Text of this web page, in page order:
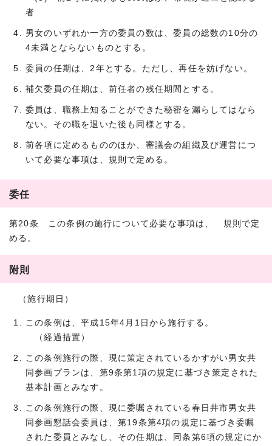
者
男女のいずれか一方の委員の数は、委員の総数の10分の
4未満とならないものとする。
委員の任期は、2年とする。ただし、再任を妨げない。
補欠委員の任期は、前任者の残任期間とする。
委員は、職務上知ることができた秘密を漏らしてはなら
ない。その職を退いた後も同様とする。
前各項に定めるもののほか、審議会の組織及び運営につ
いて必要な事項は、規則で定める。
委任
第20条 この条例の施行について必要な事項は、 規則で定
める。
附則
（施行期日）
この条例は、平成15年4月1日から施行する。
（経過措置）
この条例施行の際、現に策定されているかすがい男女共
同参画プランは、第9条第1項の規定に基づき策定された
基本計画とみなす。
この条例施行の際、現に委嘱されている春日井市男女共
同参画懇話会委員は、第19条第4項の規定に基づき委嘱
された委員とみなし、その任期は、同条第6項の規定にか